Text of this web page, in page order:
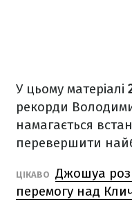
У цьому матеріалі
рекорди
намагається
перевершити
ЦІКАВО Джошуа
перемогу над